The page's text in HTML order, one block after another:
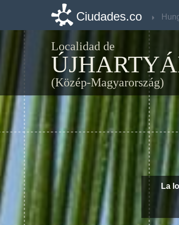
Ciudades.co
Localidad de
(Közép-Magyarország)
La
Ciudades.co